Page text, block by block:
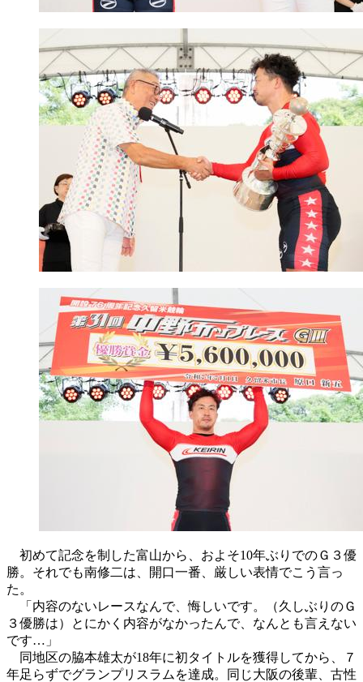
初めて記念を制した富山から、およそ10年ぶりでのＧ３優
勝。それでも南修二は、開口一番、厳しい表情でこう言っ
た。
「内容のないレースなんで、悔しいです。（久しぶりのＧ
３優勝は）とにかく内容がなかったんで、なんとも言えない
です…」
同地区の脇本雄太が18年に初タイトルを獲得してから、７
年足らずでグランプリスラムを達成。同じ大阪の後輩、古性